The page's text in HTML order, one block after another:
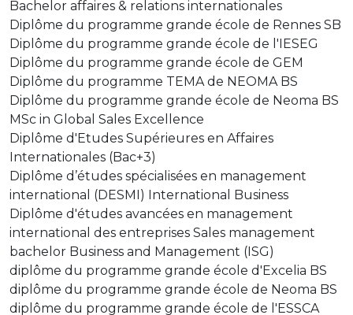
Bachelor affaires & relations internationales
Diplôme du programme grande école de Rennes SB
Diplôme du programme grande école de l'IESEG
Diplôme du programme grande école de GEM
Diplôme du programme TEMA de NEOMA BS
Diplôme du programme grande école de Neoma BS
MSc in Global Sales Excellence
Diplôme d'Etudes Supérieures en Affaires
Internationales (Bac+3)
Diplôme d’études spécialisées en management
international (DESMI) International Business
Diplôme d'études avancées en management
international des entreprises Sales management
bachelor Business and Management (ISG)
diplôme du programme grande école d'Excelia BS
diplôme du programme grande école de Neoma BS
diplôme du programme grande école de l'ESSCA